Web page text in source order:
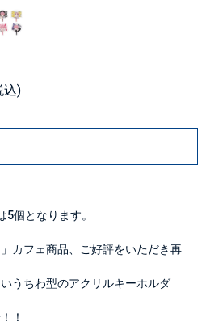
込)
5個となります。
カフェ商品、ご好評をいただき再
うちわ型のアクリルキーホルダ
！